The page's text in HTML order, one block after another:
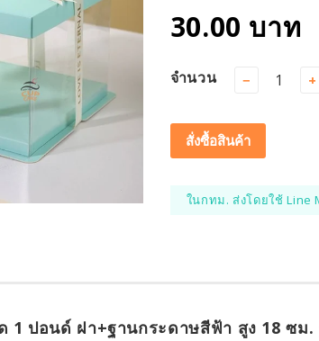
30.00 บาท
จำนวน − +
สั่งซื้อสินค้า
ในกทม. ส่งโดยใช้ Line
1 ปอนด์ ฝา+ฐานกระดาษสีฟ้า สูง 18 ซม